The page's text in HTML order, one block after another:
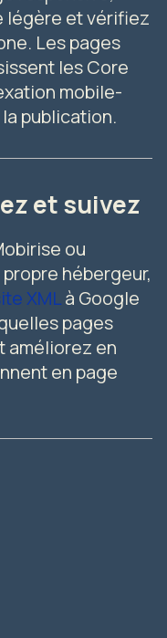
légère et vérifiez
Les pages
les Core
mobile-
publication.
et suivez
ou
hébergeur,
XMLà Google
pages
améliorez en
en page